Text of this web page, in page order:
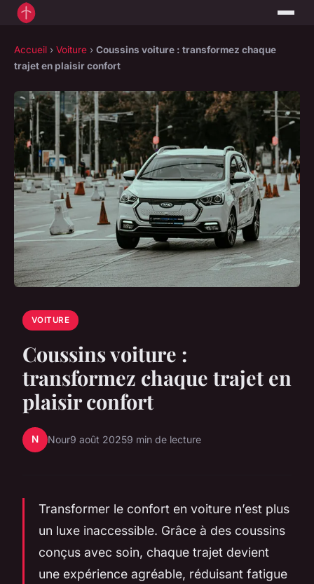
Accueil › Voiture › Coussins voiture : transformez chaque
trajet en plaisir confort
VOITURE
Coussins voiture :
transformez chaque trajet en
plaisir confort
N Nour9 août 20259 min de lecture
Transformer le confort en voiture n’est plus
un luxe inaccessible. Grâce à des coussins
conçus avec soin, chaque trajet devient
une expérience agréable, réduisant fatigue